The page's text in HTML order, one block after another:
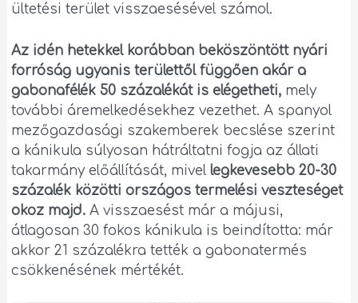
ültetési terület visszaesésével számol.
Az idén hetekkel korábban beköszöntött nyári
forróság ugyanis területtől függően akár a
gabonafélék 50 százalékát is elégetheti, mely
további áremelkedésekhez vezethet. A spanyol
mezőgazdasági szakemberek becslése szerint
a kánikula súlyosan hátráltatni fogja az állati
takarmány előállítását, mivellegkevesebb 20-30
százalék közötti országos termelési veszteséget
okoz majd.A visszaesést már a májusi,
átlagosan 30 fokos kánikula is beindította: már
akkor 21 százalékra tették a gabonatermés
csökkenésének mértékét.